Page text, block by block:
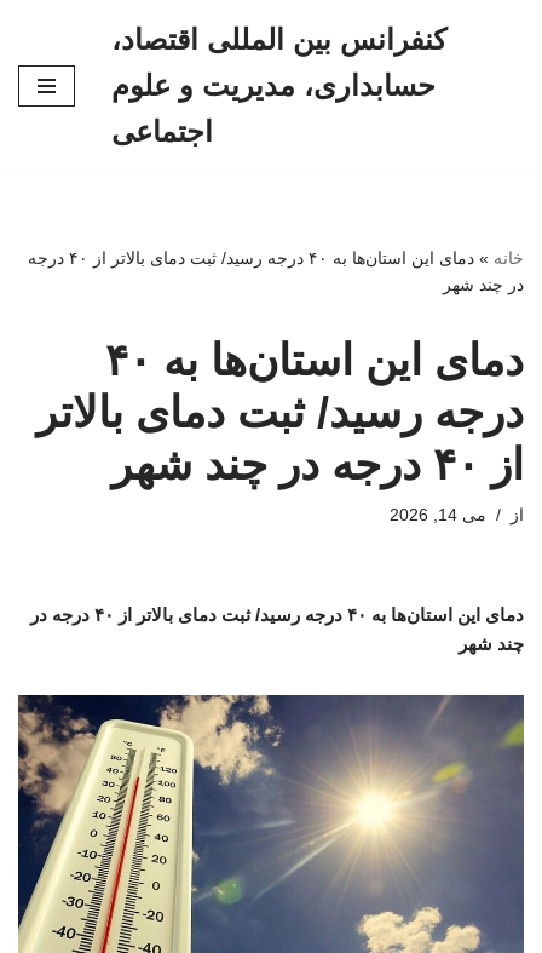
کنفرانس بین المللی اقتصاد،
حسابداری، مدیریت و علوم
اجتماعی
خانه »
دمای این استان‌ها به ۴۰ درجه رسید/ ثبت دمای بالاتر از ۴۰ درجه
در چند شهر
دمای این استان‌ها به ۴۰
درجه رسید/ ثبت دمای بالاتر
از ۴۰ درجه در چند شهر
از می 14, 2026
دمای این استان‌ها به ۴۰ درجه رسید/ ثبت دمای بالاتر از ۴۰ درجه در
چند شهر